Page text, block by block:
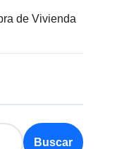
de Vivienda
Buscar